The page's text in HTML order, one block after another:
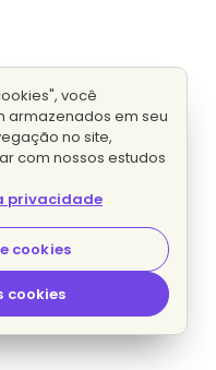
você
armazenados em seu
no site,
com nossos estudos
privacidade
cookies
cookies